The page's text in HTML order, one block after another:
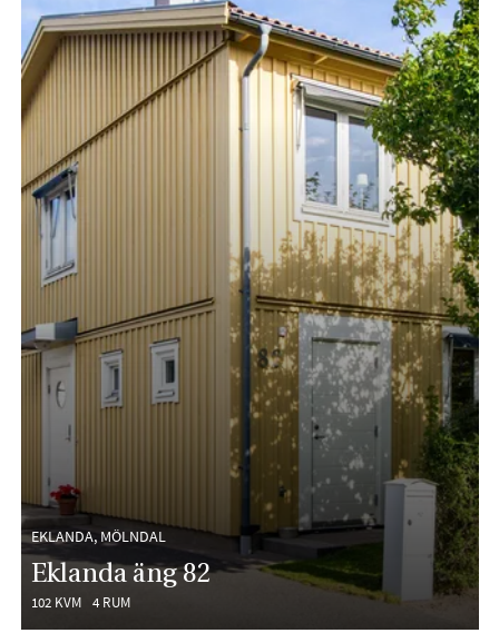
EKLANDA, MÖLNDAL
Eklanda äng 82
102 KVM 4 RUM